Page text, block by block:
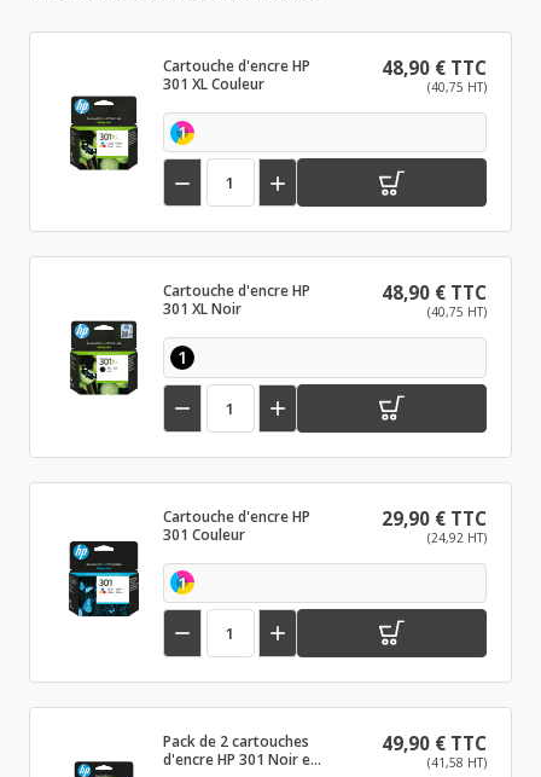
Cartouche d'encre HP
301 XL Couleur
48,90 € TTC
(40,75 HT)
1
 
Cartouche d'encre HP
301 XL Noir
48,90 € TTC
(40,75 HT)
1
 
Cartouche d'encre HP
301 Couleur
29,90 € TTC
(24,92 HT)
1
 
Pack de 2 cartouches
d'encre HP 301 Noir et
49,90 € TTC
(41,58 HT)